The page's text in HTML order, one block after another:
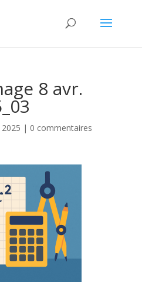
8 avr.
| 0 commentaires